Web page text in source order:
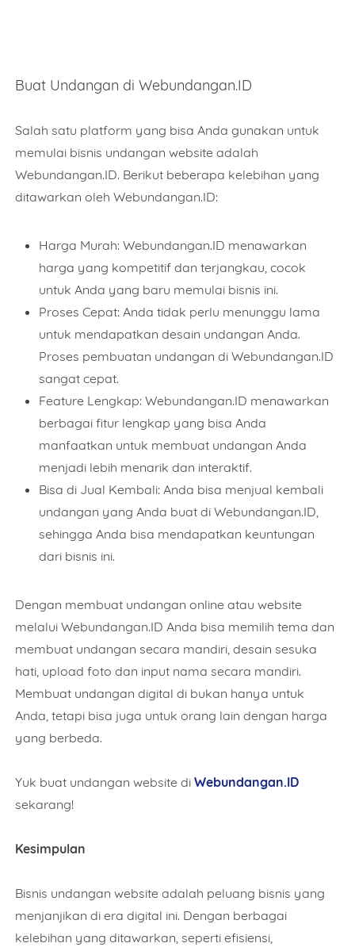
Buat Undangan di Webundangan.ID
Salah satu platform yang bisa Anda gunakan untuk
memulai bisnis undangan website adalah
Webundangan.ID. Berikut beberapa kelebihan yang
ditawarkan oleh Webundangan.ID:
Harga Murah: Webundangan.ID menawarkan
harga yang kompetitif dan terjangkau, cocok
untuk Anda yang baru memulai bisnis ini.
Proses Cepat: Anda tidak perlu menunggu lama
untuk mendapatkan desain undangan Anda.
Proses pembuatan undangan di Webundangan.ID
sangat cepat.
Feature Lengkap: Webundangan.ID menawarkan
berbagai fitur lengkap yang bisa Anda
manfaatkan untuk membuat undangan Anda
menjadi lebih menarik dan interaktif.
Bisa di Jual Kembali: Anda bisa menjual kembali
undangan yang Anda buat di Webundangan.ID,
sehingga Anda bisa mendapatkan keuntungan
dari bisnis ini.
Dengan membuat undangan online atau website
melalui Webundangan.ID Anda bisa memilih tema dan
membuat undangan secara mandiri, desain sesuka
hati, upload foto dan input nama secara mandiri.
Membuat undangan digital di bukan hanya untuk
Anda, tetapi bisa juga untuk orang lain dengan harga
yang berbeda.
Yuk buat undangan website diWebundangan.ID
sekarang!
Kesimpulan
Bisnis undangan website adalah peluang bisnis yang
menjanjikan di era digital ini. Dengan berbagai
kelebihan yang ditawarkan, seperti efisiensi,
Name
Mobile Phone Number
Total
Comment
This order requires the WhatsApp application.